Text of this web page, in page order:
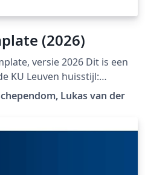
(2026)
2026 Dit is een
KU Leuven huisstijl:
english/services/wms/c
Lukas van der